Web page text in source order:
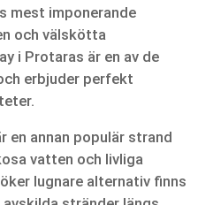
mest imponerande
och välskötta
i Protaras är en av de
erbjuder perfekt
en annan populär strand
vatten och livliga
lugnare alternativ finns